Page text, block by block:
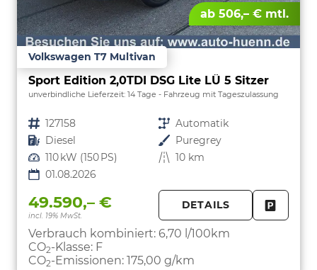
ab 506,– € mtl.
Volkswagen T7 Multivan
Sport Edition 2,0TDI DSG Lite LÜ 5 Sitzer
unverbindliche Lieferzeit: 14 Tage Fahrzeug mit Tageszulassung
Fahrzeugnr. 127158 Getriebe Automatik
Kraftstoff Diesel Außenfarbe Puregrey
Leistung 110 kW (150 PS) Kilometerstand 10 km
01.08.2026
49.590,– €
incl. 19% MwSt.
DETAILS
Verbrauch kombiniert: 6,70 l/100km
CO2-Klasse: F
CO2-Emissionen: 175,00 g/km